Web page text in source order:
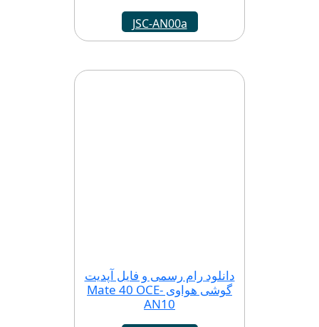
JSC-AN00a
دانلود رام رسمی و فایل آپدیت
گوشی هواوی Mate 40 OCE-
AN10